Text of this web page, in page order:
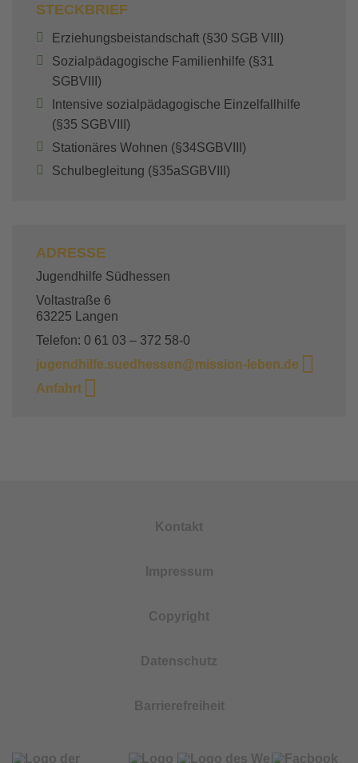
STECKBRIEF
Erziehungsbeistandschaft (§30 SGB VIII)
Sozialpädagogische Familienhilfe (§31
SGBVIII)
Intensive sozialpädagogische Einzelfallhilfe
(§35 SGBVIII)
Stationäres Wohnen (§34SGBVIII)
Schulbegleitung (§35aSGBVIII)
ADRESSE
Jugendhilfe Südhessen
Voltastraße 6
63225 Langen
Telefon: 0 61 03 – 372 58-0
jugendhilfe.suedhessen@mission-leben.de
Anfahrt
Kontakt
Impressum
Copyright
Datenschutz
Barrierefreiheit